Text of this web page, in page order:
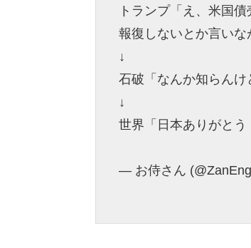
トランプ「え、米国
報復しないとか言いな
↓
石破「なんか知らんけ
↓
世界「日本ありがとう
— お侍さん